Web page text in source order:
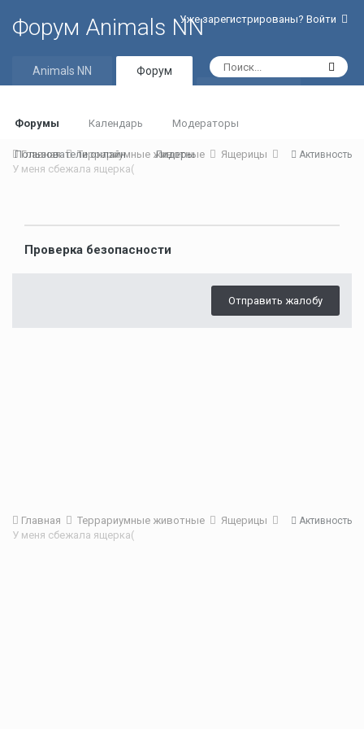
Форум Animals NNУже зарегистрированы? Войти
Animals NN Форум
Форумы Календарь Модераторы
Пользователи онлайн Лидеры Активность
Главная Террариумные животные
Ящерицы
У меня сбежала ящерка(
Проверка безопасности
Отправить жалобу
Активность
Главная Террариумные животные
Ящерицы
У меня сбежала ящерка(